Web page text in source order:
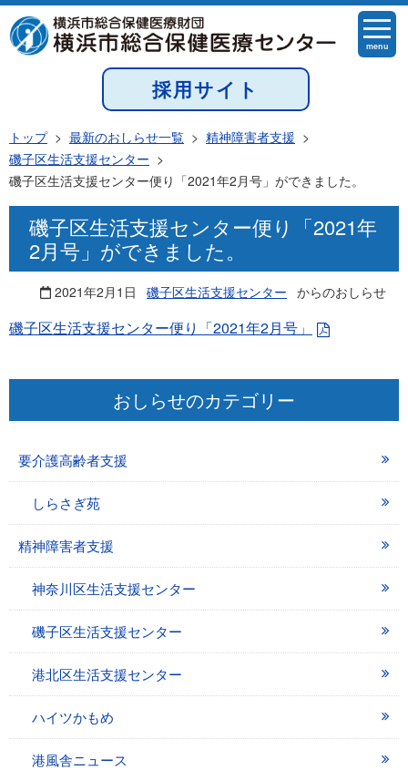
menu
採用サイト
トップ> 最新のおしらせ一覧 > 精神障害者支援 >
磯子区生活支援センター >
磯子区生活支援センター便り「2021年2月号」ができました。
磯子区生活支援センター便り「2021年
2月号」ができました。
2021年2月1日 磯子区生活支援センター からのおしらせ
磯子区生活支援センター便り「2021年2月号」
おしらせのカテゴリー
要介護高齢者支援
しらさぎ苑
精神障害者支援
神奈川区生活支援センター
磯子区生活支援センター
港北区生活支援センター
ハイツかもめ
港風舎ニュース